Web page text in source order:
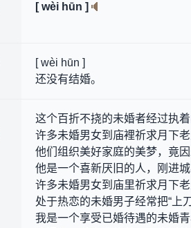
[ wèi hūn ]
[ wèi hūn ]
还没有结婚。
这个百折不挠的未婚者经过执
许多未婚男女到庙裡祈求月下老
他们组织美好家庭的美梦，竟
他是一个喜新厌旧的人，刚进
许多未婚男女到庙里祈求月下老
处于热恋的未婚男子经常把“上
我是一个享受已婚待遇的未婚青